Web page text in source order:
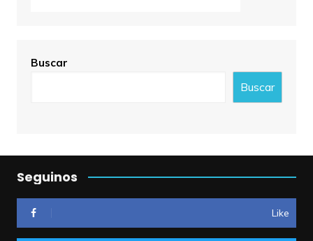
Buscar
Buscar
Seguinos
Like